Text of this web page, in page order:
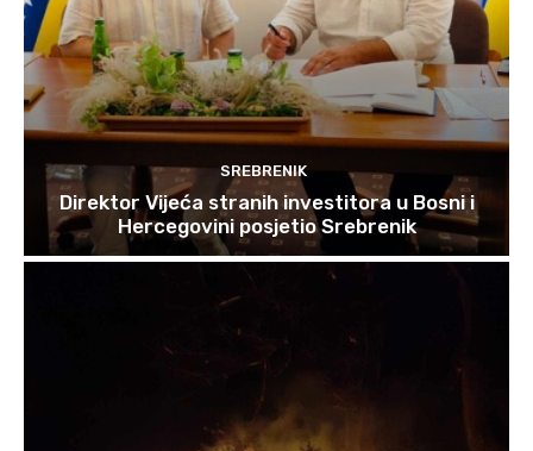
SREBRENIK
Direktor Vijeća stranih investitora u Bosni i
Hercegovini posjetio Srebrenik